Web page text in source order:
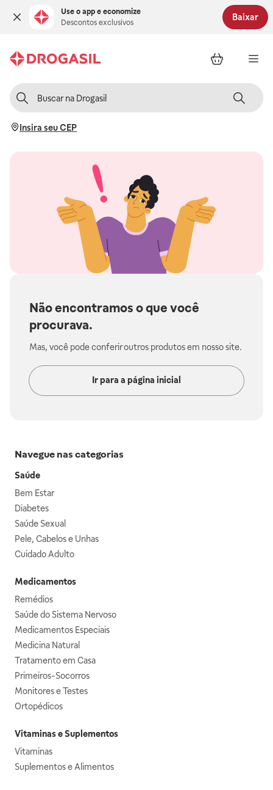
Use o app e economize
Descontos exclusivos
Baixar
Insira seu CEP
Não encontramos o que você
procurava.
Mas, você pode conferir outros produtos em nosso site.
Ir para a página inicial
Navegue nas categorias
Saúde
Bem Estar
Diabetes
Saúde Sexual
Pele, Cabelos e Unhas
Cuidado Adulto
Medicamentos
Remédios
Saúde do Sistema Nervoso
Medicamentos Especiais
Medicina Natural
Tratamento em Casa
Primeiros-Socorros
Monitores e Testes
Ortopédicos
Vitaminas e Suplementos
Vitaminas
Suplementos e Alimentos